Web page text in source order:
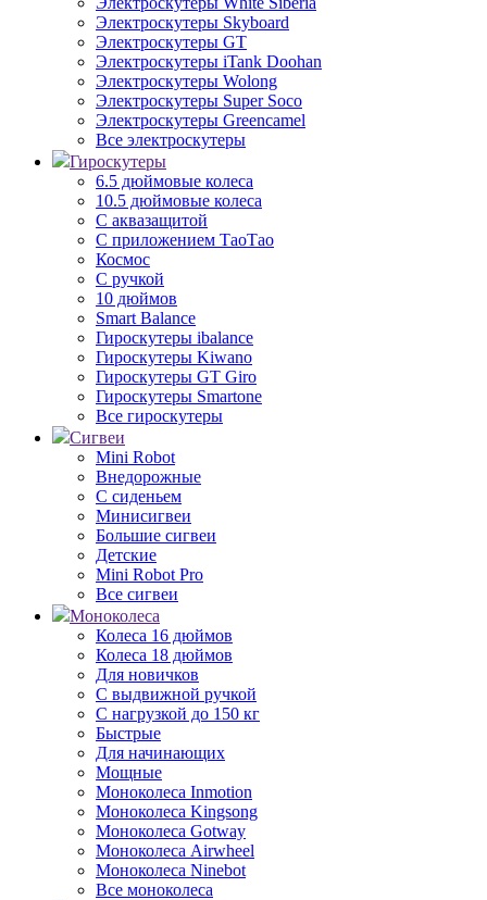
Электроскутеры Skyboard
Электроскутеры GT
Электроскутеры iTank Doohan
Электроскутеры Wolong
Электроскутеры Super Soco
Электроскутеры Greencamel
Все электроскутеры
Гироскутеры
6.5 дюймовые колеса
10.5 дюймовые колеса
С аквазащитой
С приложением ТаоТао
Космос
С ручкой
10 дюймов
Smart Balance
Гироскутеры ibalance
Гироскутеры Kiwano
Гироскутеры GT Giro
Гироскутеры Smartone
Все гироскутеры
Сигвеи
Mini Robot
Внедорожные
С сиденьем
Минисигвеи
Большие сигвеи
Детские
Mini Robot Pro
Все сигвеи
Моноколеса
Колеса 16 дюймов
Колеса 18 дюймов
Для новичков
С выдвижной ручкой
С нагрузкой до 150 кг
Быстрые
Для начинающих
Мощные
Моноколеса Inmotion
Моноколеса Kingsong
Моноколеса Gotway
Моноколеса Airwheel
Моноколеса Ninebot
Все моноколеса